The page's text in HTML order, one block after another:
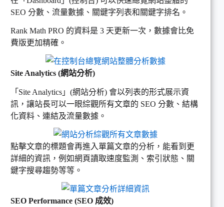
SEO 分數、流量數據、關鍵字列表和關鍵字排名。
Rank Math PRO 的資料是 3 天更新一次，數據會比免
費版更加精確。
Site Analytics (網站分析)
「Site Analytics」(網站分析) 會以列表的形式展示資
訊，讓站長可以一眼綜觀所有文章的 SEO 分數、結構
化資料、連結及流量數據。
點擊文章的標題會再進入單篇文章的分析，能看到更
詳細的資訊，例如網頁讀取速度監測、索引狀態、關
鍵字搜尋趨勢等等。
SEO Performance (SEO 成效)